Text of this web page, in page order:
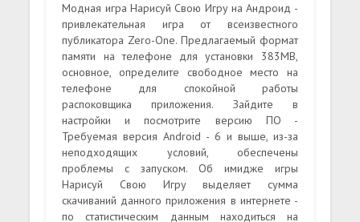
Модная игра Нарисуй Свою Игру на Андроид -
привлекательная игра от всеизвестного
публикатора Zero-One. Предлагаемый формат
памяти на телефоне для установки 383MB,
основное, определите свободное место на
телефоне для спокойной работы
распоковщика приложения. Зайдите в
настройки и посмотрите версию ПО -
Требуемая версия Android - 6 и выше, из-за
неподходящих условий, обеспечены
проблемы с запуском. Об имидже игры
Нарисуй Свою Игру выделяет сумма
скачиваний данного приложения в интернете -
по статистическим данным находиться на